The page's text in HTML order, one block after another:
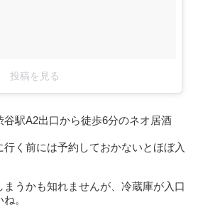
投稿を見る
谷駅A2出口から徒歩6分のネオ居酒
く前には予約しておかないとほぼ入
うかも知れませんが、冷蔵庫が入口
。